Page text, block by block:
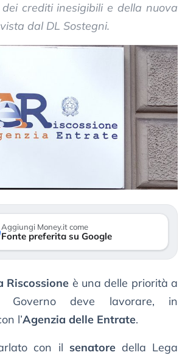
crediti inesigibili e della nuova
dal DL Sostegni.
Aggiungi Money.it come
Fonte preferita su Google
Riscossione è una delle priorità a
deve lavorare, in
l’Agenzia delle Entrate.
con il senatoredella Lega